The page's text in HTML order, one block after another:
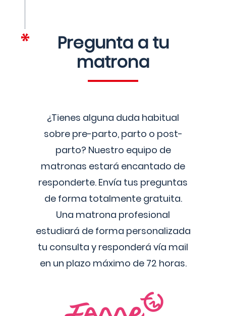
Pregunta a tu
matrona
¿Tienes alguna duda habitual
sobre pre-parto, parto o post-
parto? Nuestro equipo de
matronas estará encantado de
responderte. Envía tus preguntas
de forma totalmente gratuita.
Una matrona profesional
estudiará de forma personalizada
tu consulta y responderá vía mail
en un plazo máximo de 72 horas.